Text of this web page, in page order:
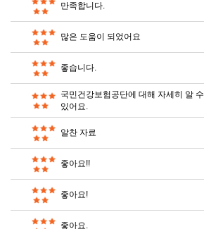
만족합니다.
많은 도움이 되었어요
좋습니다.
국민건강보험공단에 대해 자세히 알 수
있어요.
알찬 자료
좋아요!!
좋아요!
좋아요.